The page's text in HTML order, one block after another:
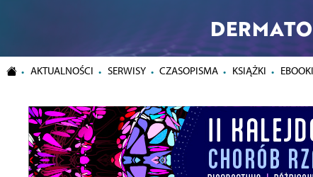
AKTUALNOŚCI SERWISY CZASOPISMA KSIĄŻKI EBOOKI